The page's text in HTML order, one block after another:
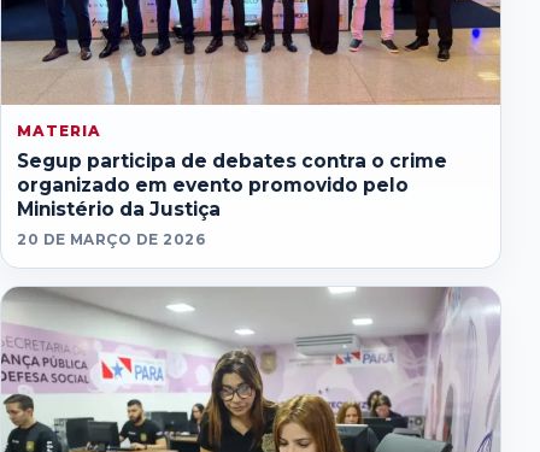
MATERIA
Segup participa de debates contra o crime
organizado em evento promovido pelo
Ministério da Justiça
20 DE MARÇO DE 2026